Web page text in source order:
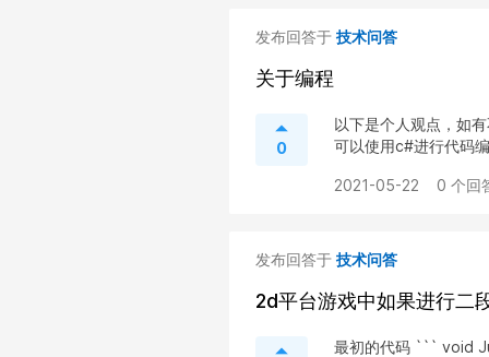
发布回答于 技术问答
关于编程
0
以下是个人观点，如
可以使用c#进行代码
2021-05-22 0 个回
发布回答于 技术问答
2d平台游戏中如果进行二
最初的代码 ``` void